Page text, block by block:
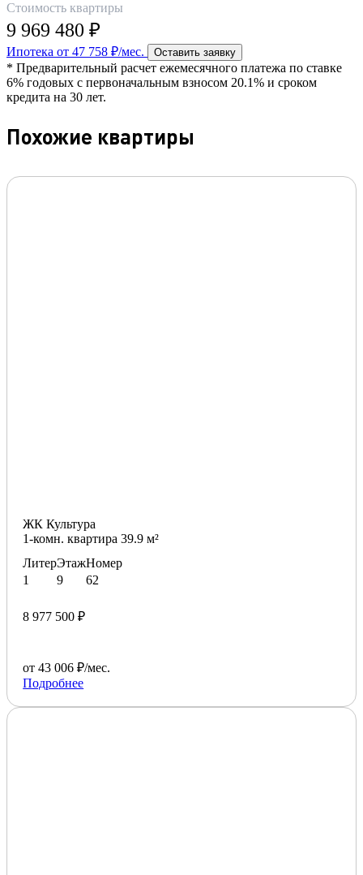
Стоимость квартиры
9 969 480 ₽
Ипотека от 47 758 ₽/мес. Оставить заявку
* Предварительный расчет ежемесячного платежа по ставке
6% годовых с первоначальным взносом 20.1% и сроком
кредита на 30 лет.
Похожие квартиры
ЖК Культура
1-комн. квартира 39.9 м²
Литер
1
Этаж
9
Номер
62
8 977 500 ₽
от 43 006 ₽/мес.
Подробнее